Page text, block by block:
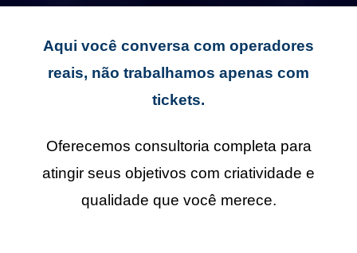
Aqui você conversa com operadores
reais, não trabalhamos apenas com
tickets.
Oferecemos consultoria completa para
atingir seus objetivos com criatividade e
qualidade que você merece.